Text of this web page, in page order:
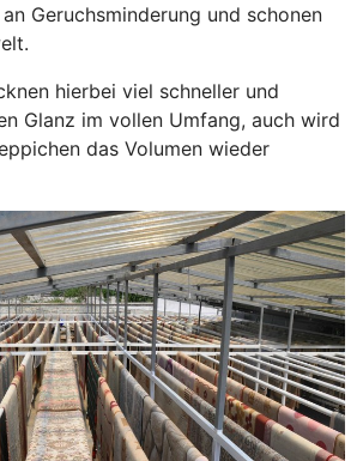
Geruchsminderung und schonen
hierbei viel schneller und
Glanz im vollen Umfang, auch wird
das Volumen wieder